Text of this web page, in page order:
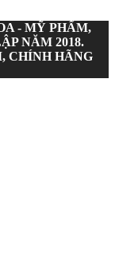
- MỸ PHẨM,
NĂM 2018.
CHÍNH HÃNG